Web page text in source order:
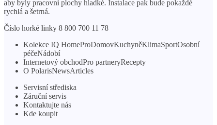
aby byly pracovní plochy hladké. Instalace pak bude pokaždé
rychlá a šetrná.
Číslo horké linky 8 800 700 11 78
Kolekce IQ HomeProDomovKuchyněKlimaSportOsobní
péčeNádobí
Internetový obchodPro partneryRecepty
O PolarisNewsArticles
Servisní střediska
Záruční servis
Kontaktujte nás
Kde koupit